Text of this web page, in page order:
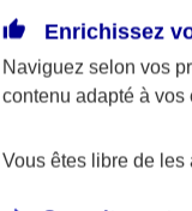
Enrichissez
Naviguez selon vos
contenu adapté à
Vous êtes libre de les